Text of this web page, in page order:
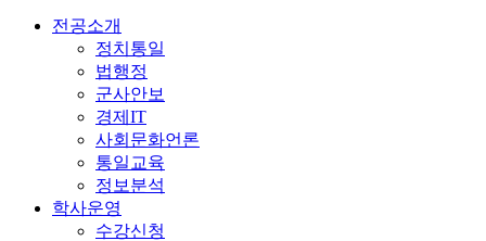
전공소개
정치통일
법행정
군사안보
경제IT
사회문화언론
통일교육
정보분석
학사운영
수강신청